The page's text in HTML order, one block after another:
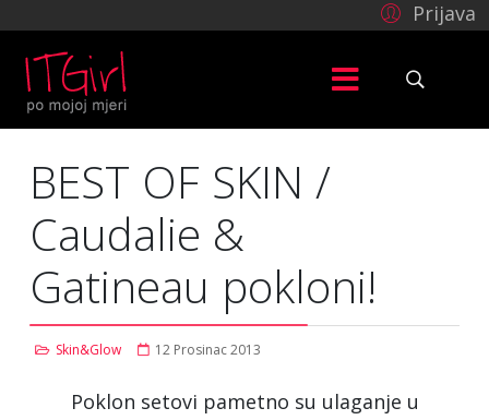
Prijava
BEST OF SKIN /
Caudalie &
Gatineau pokloni!
Skin&Glow 12 Prosinac 2013
Poklon setovi pametno su ulaganje u